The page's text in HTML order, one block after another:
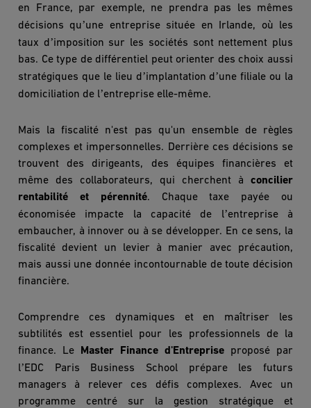
en France, par exemple, ne prendra pas les mêmes
décisions qu’une entreprise située en Irlande, où les
taux d ’imposition sur les sociétés sont nettement plus
bas. Ce type de différentiel peut orienter des choix aussi
stratégiques que le lieu d ’implantation d ’une filiale ou la
domiciliation de l’entreprise elle-même.
Mais la fiscalité n'est pas qu'un ensemble de règles
complexes et impersonnelles. Derrière ces décisions se
trouvent des dirigeants, des équipes financières et
même des collaborateurs, qui cherchent à concilier
rentabilité et pérennité. Chaque taxe payée ou
économisée impacte la capacité de l’entreprise à
embaucher, à innover ou à se développer. En ce sens, la
fiscalité devient un levier à manier avec précaution,
mais aussi une donnée incontournable de toute décision
financière.
Comprendre ces dynamiques et en maîtriser les
subtilités est essentiel pour les professionnels de la
finance. Le
Master Finance d'Entreprise proposé par
l’EDC Paris Business School prépare les futurs
managers à relever ces défis complexes. Avec un
programme centré sur la gestion stratégique et